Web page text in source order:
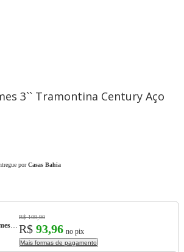
3`` Tramontina Century Aço
por Casas Bahia
Faca Para Legumes 3`` Tramontina Century Aço Inox - 1 Peça
R$ 109,90
R$ 93,96 no pix
Mais formas de pagamento